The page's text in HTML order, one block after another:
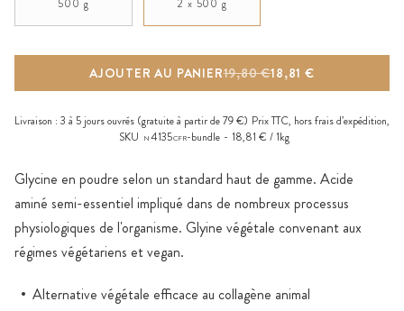
Glycine en poudre selon un standard haut de gamme. Acide
aminé semi-essentiel impliqué dans de nombreux processus
physiologiques de l'organisme. Glyine végétale convenant aux
régimes végétariens et vegan.
Alternative végétale efficace au collagène animal
500 g 2 x 500 g
AJOUTER AU PANIER 18,81 €
19,80 €
Livraison : 3 à 5 jours ouvrés (gratuite à partir de 79 €) Prix TTC, horsfrais d’expédition,
SKU
N4135CFR-bundle 18,81 € / 1kg